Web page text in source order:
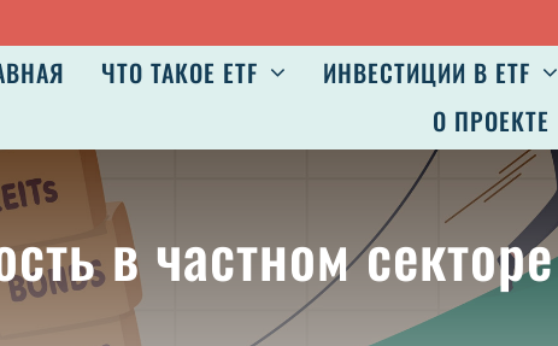
ЧТО ТАКОЕ ETF ИНВЕСТИЦИИ В ETF
О ПРОЕКТЕ
в частном